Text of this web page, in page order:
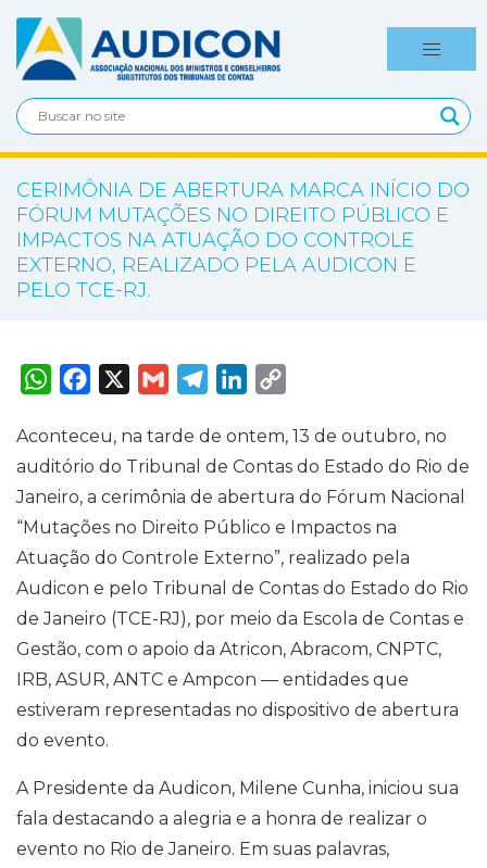
CERIMÔNIA DE ABERTURA MARCA INÍCIO DO
FÓRUM MUTAÇÕES NO DIREITO PÚBLICO E
IMPACTOS NA ATUAÇÃO DO CONTROLE
EXTERNO, REALIZADO PELA AUDICON E
PELO TCE-RJ.
W
h
s
A
p
p
F
a
b
o
o
k
X
G
m
l
T
e
e
g
r
a
m
L
e
d
I
n
y
L
i
n
k
Aconteceu, na tarde de ontem, 13 de outubro, no
auditório do Tribunal de Contas do Estado do Rio de
Janeiro, a cerimônia de abertura do Fórum Nacional
“Mutações no Direito Público e Impactos na
Atuação do Controle Externo”, realizado pela
Audicon e pelo Tribunal de Contas do Estado do Rio
de Janeiro (TCE-RJ), por meio da Escola de Contas e
Gestão, com o apoio da Atricon, Abracom, CNPTC,
IRB, ASUR, ANTC e Ampcon — entidades que
estiveram representadas no dispositivo de abertura
do evento.
A Presidente da Audicon, Milene Cunha, iniciou sua
fala destacando a alegria e a honra de realizar o
evento no Rio de Janeiro. Em suas palavras,